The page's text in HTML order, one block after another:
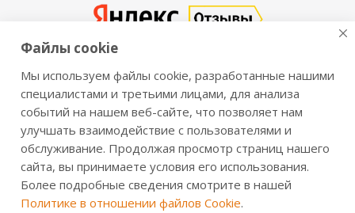
2016-2026 © VALBERGSAFE.RU — Интернет-магазин
сейфов Valberg и металлической мебели Практик.
Продажа сейфов для дома и офиса, металлических
шкафов, стеллажей, металлических дверей.
Информация о розничных ценах, технических
характеристиках, наличии на складе носит справочный
характер и не является публичной офертой,
Файлы cookie
Мы используем файлы cookie, разработанные нашими
специалистами и третьими лицами, для анализа
событий на нашем веб-сайте, что позволяет нам
улучшать взаимодействие с пользователями и
обслуживание. Продолжая просмотр страниц нашего
сайта, вы принимаете условия его использования.
Более подробные сведения смотрите в нашей
Политике в отношении файлов Cookie.